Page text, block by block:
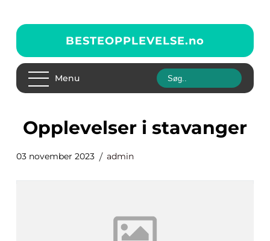
BESTEOPPLEVELSE.no
Menu
opplevelser i stavanger
03 november 2023 admin